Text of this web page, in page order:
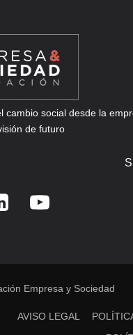
cambio social desde la
de futuro
Empresa y Sociedad
AVISO LEGAL